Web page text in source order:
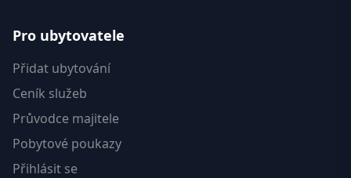
Pro ubytovatele
Přidat ubytování
Ceník služeb
Průvodce majitele
Pobytové poukazy
Přihlásit se